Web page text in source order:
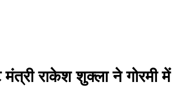
मंत्री राकेश शुक्ला ने गोरमी